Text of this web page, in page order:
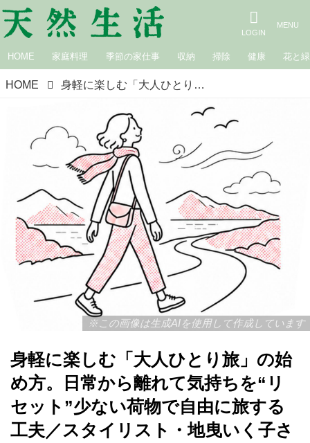
HOME 家庭料理 季節の家仕事 収納 掃除 健康 花と緑
HOME 身軽に楽しむ「大人ひとり旅」の始め方。日常から離れて気持ちを“リセット”少ない荷物で自由に旅する工夫／スタイリスト・地曳いく子さん
※この画像は生成AIを使用して作成しています
身軽に楽しむ「大人ひとり旅」の始
め方。日常から離れて気持ちを“リ
セット”少ない荷物で自由に旅する
工夫／スタイリスト・地曳いく子さ